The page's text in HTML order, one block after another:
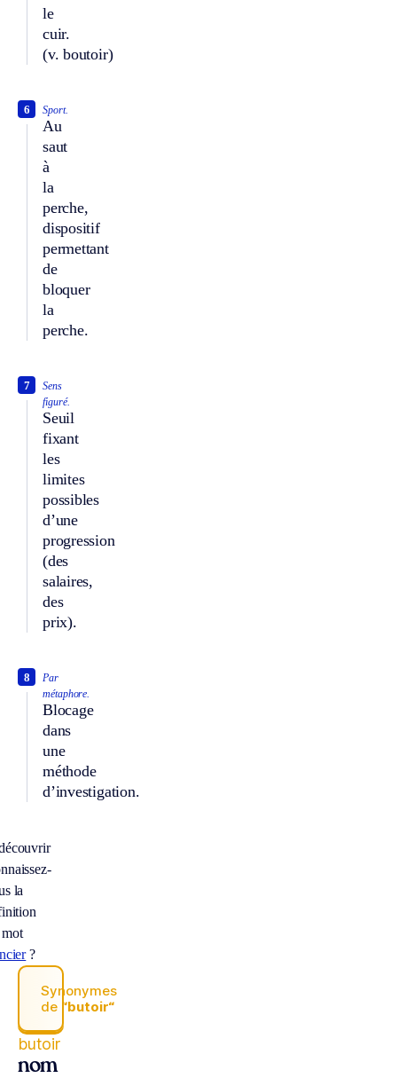
le
cuir.
(v. boutoir)
Sport.
Au
saut
à
la
perche,
dispositif
permettant
de
bloquer
la
perche.
6
Sens
figuré.
Seuil
fixant
les
limites
possibles
d’une
progression
(des
salaires,
des
prix).
7
Par
métaphore.
Blocage
dans
une
méthode
d’investigation.
8
la
?
Synonymes
de “butoir“
butoir
nom